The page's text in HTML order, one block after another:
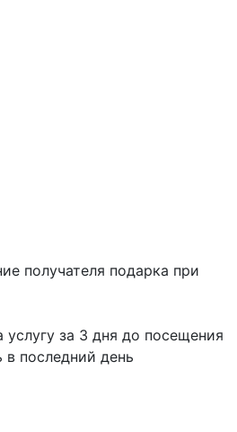
получателя подарка при
за 3 дня до посещения
последний день